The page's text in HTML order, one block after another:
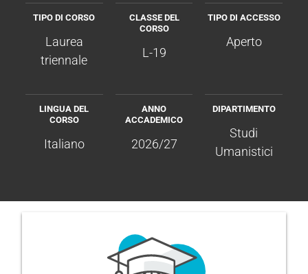
TIPO DI CORSO
Laurea
triennale
CLASSE DEL
CORSO
L-19
TIPO DI ACCESSO
Aperto
LINGUA DEL
CORSO
Italiano
ANNO
ACCADEMICO
2026/27
DIPARTIMENTO
Studi
Umanistici